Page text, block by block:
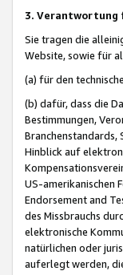
3. Verantwortung
Sie tragen die
Website, sowie für
(a) für den
(b) dafür, dass die
Bestimmungen,
Branchenstandards,
Hinblick auf
US-amerikanischen
Endorsement and
des Missbrauchs
elektronische
natürlichen oder
auferlegt werden,